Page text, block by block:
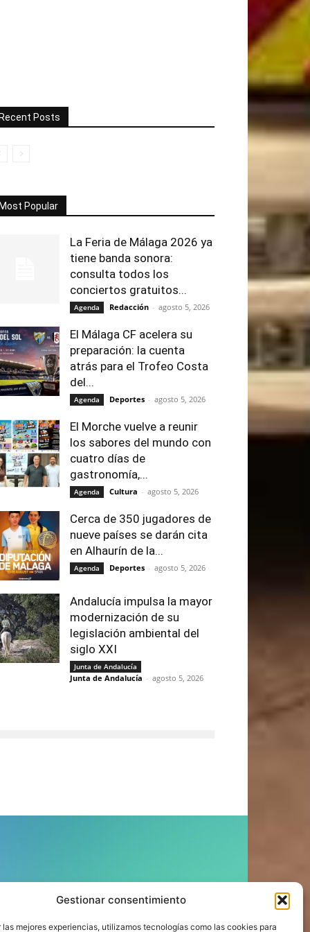
Gestionar consentimiento
las mejores experiencias, utilizamos tecnologías como las cookies para
Posts
Popular
La Feria de Málaga 2026 ya
tiene banda sonora:
consulta todos los
conciertos gratuitos...
Agenda Redacción - agosto 5, 2026
El Málaga CF acelera su
preparación: la cuenta
atrás para el Trofeo Costa
del...
Agenda Deportes - agosto 5, 2026
El Morche vuelve a reunir
los sabores del mundo con
cuatro días de
gastronomía,...
Agenda Cultura - agosto 5, 2026
Cerca de 350 jugadores de
nueve países se darán cita
en Alhaurín de la...
Agenda Deportes - agosto 5, 2026
Andalucía impulsa la mayor
modernización de su
legislación ambiental del
siglo XXI
Junta de Andalucía
Junta de Andalucía - agosto 5, 2026